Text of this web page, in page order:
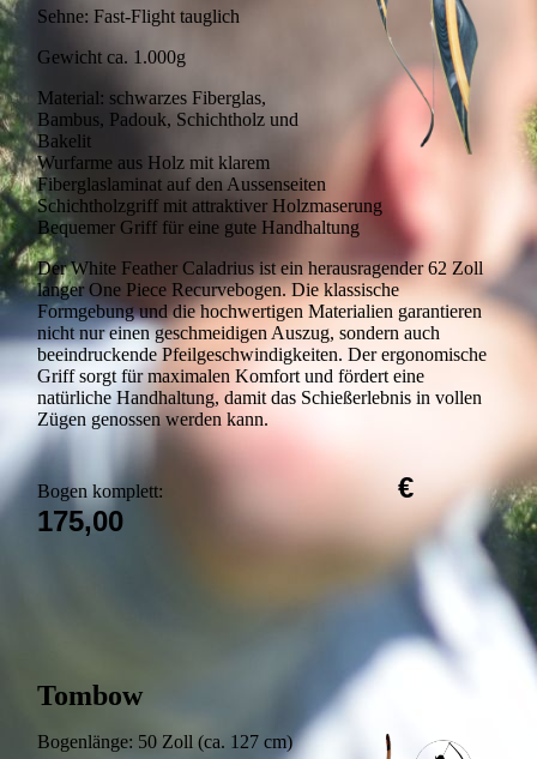
Sehne: Fast-Flight tauglich
Gewicht ca. 1.000g
Material: schwarzes Fiberglas,
Bambus, Padouk, Schichtholz und
Bakelit
Wurfarme aus Holz mit klarem
Fiberglaslaminat auf den Aussenseiten
Schichtholzgriff mit attraktiver Holzmaserung
Bequemer Griff für eine gute Handhaltung
Der White Feather Caladrius ist ein herausragender 62 Zoll
langer One Piece Recurvebogen. Die klassische
Formgebung und die hochwertigen Materialien garantieren
nicht nur einen geschmeidigen Auszug, sondern auch
beeindruckende Pfeilgeschwindigkeiten. Der ergonomische
Griff sorgt für maximalen Komfort und fördert eine
natürliche Handhaltung, damit das Schießerlebnis in vollen
Zügen genossen werden kann.
Bogen komplett:€
175,00
Tombow
Bogenlänge: 50 Zoll (ca. 127 cm)